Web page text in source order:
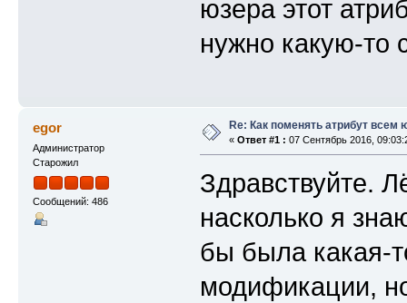
юзера этот
нужно какую-то
egor
Администратор
Старожил
Сообщений: 486
Re: Как поменять атрибут всем
« Ответ #1 : 07 Сентябрь 2016,
Здравствуйте.
насколько я
бы была какая-
модификации,